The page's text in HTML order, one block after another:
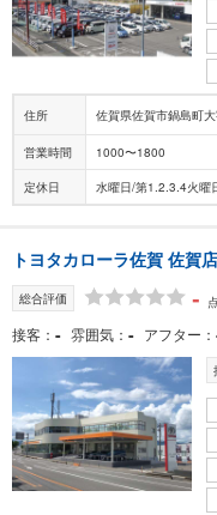
住所 佐賀県佐賀市鍋島町
営業時間 1000〜1800
定休日 水曜日/第1.2.3.4火曜
トヨタカローラ佐賀 佐賀店
総合評価 - 点
接客 - 雰囲気 - アフター